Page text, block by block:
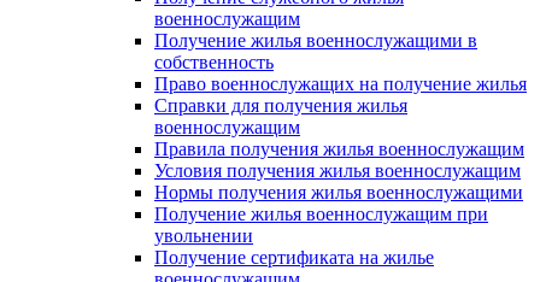
военнослужащим
Получение жилья военнослужащими в
собственность
Право военнослужащих на получение жилья
Справки для получения жилья
военнослужащим
Правила получения жилья военнослужащим
Условия получения жилья военнослужащим
Нормы получения жилья военнослужащими
Получение жилья военнослужащим при
увольнении
Получение сертификата на жилье